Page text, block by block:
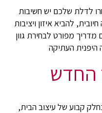
לדלת שלכם יש חשיבות
להביא איזון ויציבות
מפורט לבחירת גוון
היפנית העתיקה
החדש
קבוע של עיצוב הבית,